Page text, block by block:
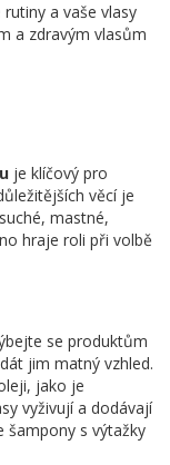
a vaše vlasy
a zdravým vlasům
je klíčový pro
věcí je
mastné,
hraje roli při volbě
se produktům
jim matný vzhled.
jako je
vyživují a dodávají
šampony s výtažky